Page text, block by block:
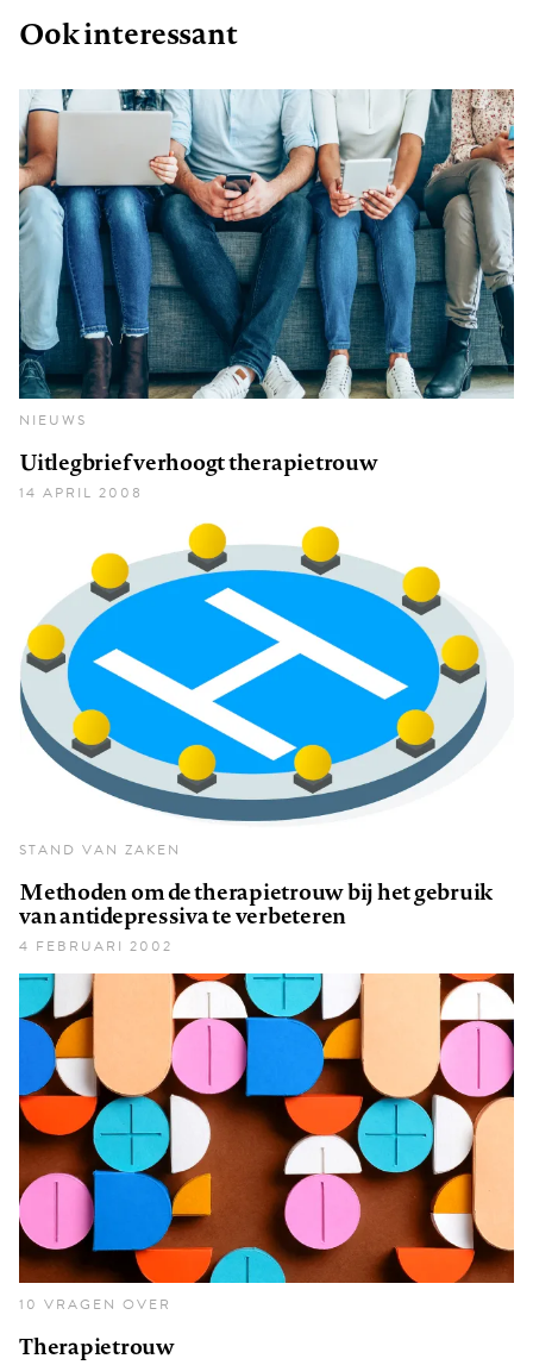
Ook interessant
NIEUWS
Uitlegbrief verhoogt therapietrouw
14 APRIL 2008
STAND VAN ZAKEN
Methoden om de therapietrouw bij het gebruik
van antidepressiva te verbeteren
4 FEBRUARI 2002
10 VRAGEN OVER
Therapietrouw